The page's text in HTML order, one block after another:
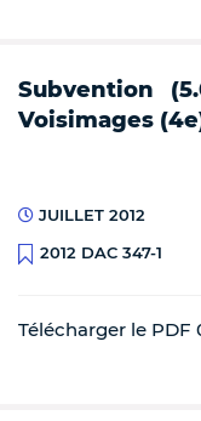
Subvention
Voisimages
JUILLET 2012
2012 DAC 347-1
Télécharger le PDF